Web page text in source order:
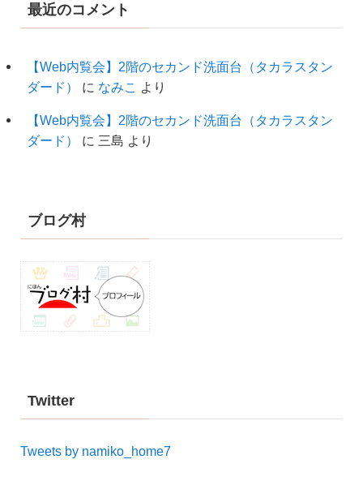
最近のコメント
【Web内覧会】2階のセカンド洗面台（タカラスタン
ダード）
に なみこ より
【Web内覧会】2階のセカンド洗面台（タカラスタン
ダード）
に 三島 より
ブログ村
Twitter
Tweets by namiko_home7